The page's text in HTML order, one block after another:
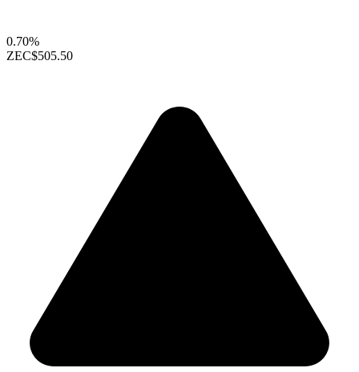
0.70%
ZEC$505.50